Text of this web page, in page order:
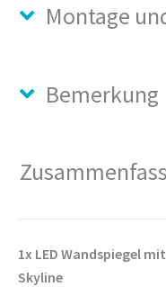
Montage
Bemerkung
1x LED Wandspiegel
Skyline